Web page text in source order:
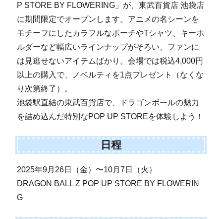
P STORE BY FLOWERING」が、東武百貨店 池袋店
に期間限定でオープンします。アニメの名シーンを
モチーフにしたカラフルなポーチやTシャツ、キーホ
ルダーなど幅広いラインナップがそろい、ファンに
は見逃せないアイテムばかり。会場では税込4,000円
以上の購入で、ノベルティを1点プレゼント（なくな
り次第終了）。
池袋駅直結の東武百貨店で、ドラゴンボールの魅力
を詰め込んだ特別なPOP UP STOREを体験しよう！
日程
2025年9月26日（金）〜10月7日（火）
DRAGON BALL Z POP UP STORE BY FLOWERIN
G